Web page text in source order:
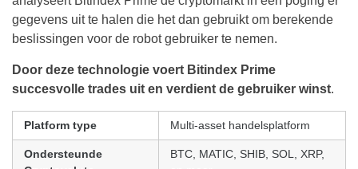
gegevens uit te halen die het dan gebruikt om berekende
beslissingen voor de robot gebruiker te nemen.
Door deze technologie voert Bitindex Prime
succesvolle trades uit en verdient de gebruiker winst.
Platform type Multi-asset handelsplatform
Ondersteunde
BTC, MATIC, SHIB, SOL, XRP,